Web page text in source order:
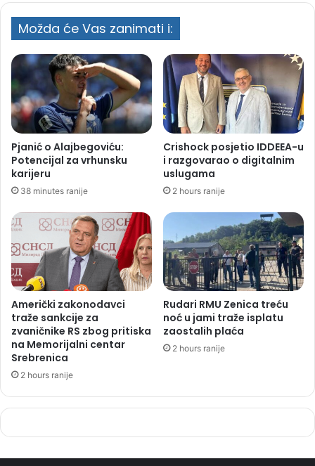
Možda će Vas zanimati i:
Pjanić o Alajbegoviću:
Potencijal za vrhunsku
karijeru
38 minutes ranije
Crishock posjetio IDDEEA-u
i razgovarao o digitalnim
uslugama
2 hours ranije
Američki zakonodavci
traže sankcije za
zvaničnike RS zbog pritiska
na Memorijalni centar
Srebrenica
2 hours ranije
Rudari RMU Zenica treću
noć u jami traže isplatu
zaostalih plaća
2 hours ranije